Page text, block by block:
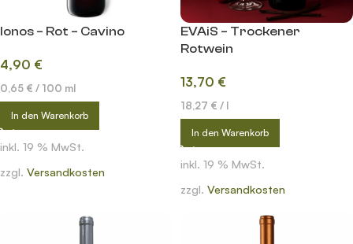
Ionos – Rot – Cavino
4,90 €
0,65 € / 100 ml
In den Warenkorb
inkl. 19 % MwSt.
zzgl. Versandkosten
EVAiS – Trockener
Rotwein
13,70 €
18,27 € / l
In den Warenkorb
inkl. 19 % MwSt.
zzgl. Versandkosten